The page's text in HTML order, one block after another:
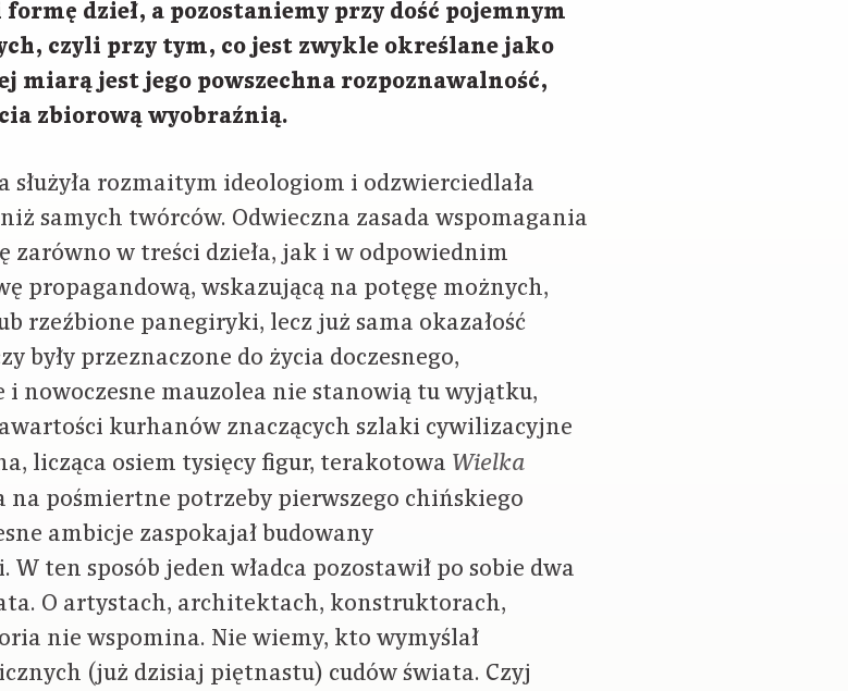
dzieł, a pozostaniemy przy dość pojemnym
czyli przy tym, co jest zwykle określane jako
miarą jest jego powszechna rozpoznawalność,
zbiorową wyobraźnią.
rozmaitym ideologiom i odzwierciedlała
samych twórców. Odwieczna zasada wspomagania
zarówno w treści dzieła, jak i w odpowiednim
propagandową, wskazującą na potęgę możnych,
rzeźbione panegiryki, lecz już sama okazałość
były przeznaczone do życia doczesnego,
i nowoczesne mauzolea nie stanowią tu wyjątku,
kurhanów znaczących szlaki cywilizacyjne
licząca osiem tysięcy figur, terakotowa Wielka
na pośmiertne potrzeby pierwszego chińskiego
ambicje zaspokajał budowany
ten sposób jeden władca pozostawił po sobie dwa
O artystach, architektach, konstruktorach,
nie wspomina. Nie wiemy, kto wymyślał
(już dzisiaj piętnastu) cudów świata. Czyj